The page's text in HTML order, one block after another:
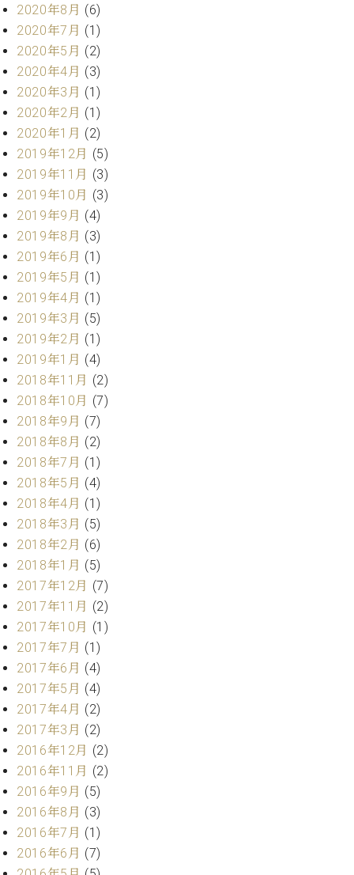
W.
ホ
フ
マ
ン
ヴ
ィ
ジ
ョ
ン
C.BECHSTEIN
Digital(ベ
ヒ
シ
ュ
タ
イ
ン
デ
ジ
タ
ル)
挨
拶
術
者
紹
介
展示
情報
ーロ
ピア
ノ特
選中
古】
ベ
ン
ト
情
報
八
子
工
房
ブ
ロ
ア
ク
セ
ス
お
問
合
わ
せ
ア
ー
テ
ィ
ス
ト
カ
ス
2020年8月 (6)
2020年7月 (1)
2020年5月 (2)
2020年4月 (3)
2020年3月 (1)
2020年2月 (1)
2020年1月 (2)
2019年12月 (5)
2019年11月 (3)
2019年10月 (3)
2019年9月 (4)
2019年8月 (3)
2019年6月 (1)
2019年5月 (1)
2019年4月 (1)
2019年3月 (5)
2019年2月 (1)
2019年1月 (4)
2018年11月 (2)
2018年10月 (7)
2018年9月 (7)
2018年8月 (2)
2018年7月 (1)
2018年5月 (4)
2018年4月 (1)
2018年3月 (5)
2018年2月 (6)
2018年1月 (5)
2017年12月 (7)
2017年11月 (2)
2017年10月 (1)
2017年7月 (1)
2017年6月 (4)
2017年5月 (4)
2017年4月 (2)
2017年3月 (2)
2016年12月 (2)
2016年11月 (2)
2016年9月 (5)
2016年8月 (3)
2016年7月 (1)
2016年6月 (7)